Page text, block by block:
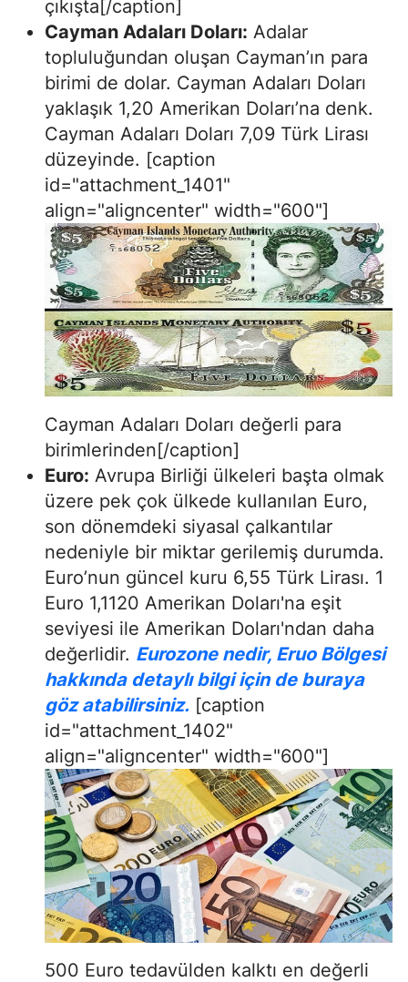
çıkışta[/caption]
Cayman Adaları Doları: Adalar
topluluğundan oluşan Cayman’ın para
birimi de dolar. Cayman Adaları Doları
yaklaşık 1,20 Amerikan Doları’na denk.
Cayman Adaları Doları 7,09 Türk Lirası
düzeyinde. [caption
id="attachment_1401"
align="aligncenter" width="600"]
Cayman Adaları Doları değerli para
birimlerinden[/caption]
Euro: Avrupa Birliği ülkeleri başta olmak
üzere pek çok ülkede kullanılan Euro,
son dönemdeki siyasal çalkantılar
nedeniyle bir miktar gerilemiş durumda.
Euro’nun güncel kuru 6,55 Türk Lirası. 1
Euro 1,1120 Amerikan Doları'na eşit
seviyesi ile Amerikan Doları'ndan daha
değerlidir. Eurozone nedir, Eruo Bölgesi
hakkında detaylı bilgi için de buraya
göz atabilirsiniz. [caption
id="attachment_1402"
align="aligncenter" width="600"]
500 Euro tedavülden kalktı en değerli